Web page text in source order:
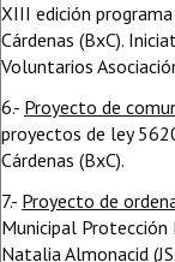
XIII edición
Cárdenas (BxC).
Voluntarios
6.- Proyecto de
proyectos de ley
Cárdenas (BxC).
7.- Proyecto de
Municipal Protección
Natalia Almonacid